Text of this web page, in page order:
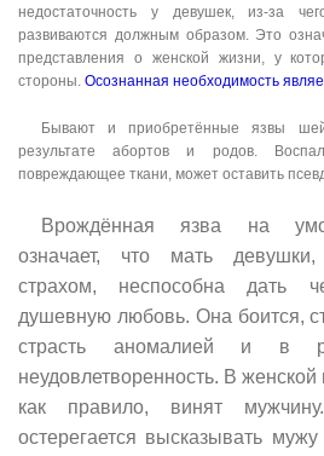
недостаточность у девушек, из-за
развиваются должным образом. Это
представления о женской жизни, у
стороны. Осознанная необходимость
Бывают и приобретённые язвы
результате абортов и родов.
повреждающее ткани, может оставить
Врождённая язва на
означает, что мать девушки,
страхом, неспособна дать
душевную любовь. Она боится,
страсть аномалией и в
неудовлетворенность. В женской
как правило, винят
остерегается высказывать